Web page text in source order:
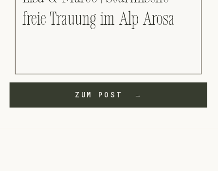
ZUM POST →
freie Trauung im Alp Arosa